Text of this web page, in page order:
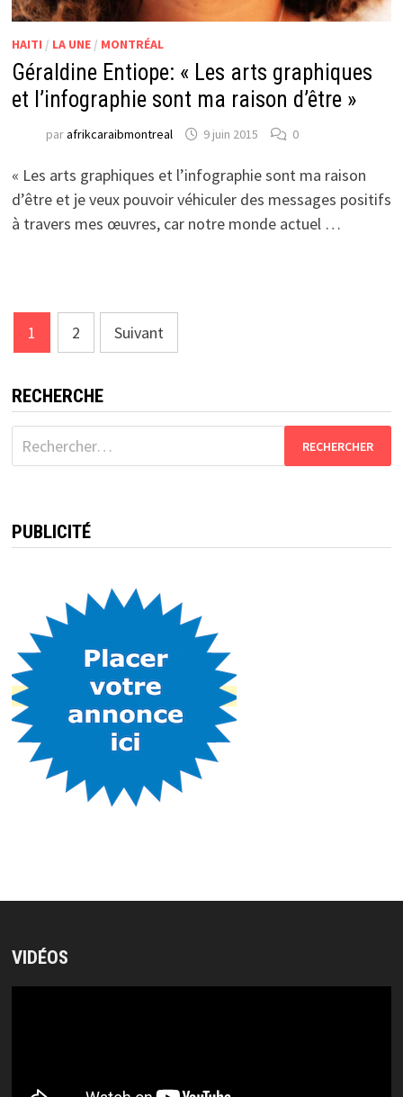
HAITI / LA UNE/ MONTRÉAL
Géraldine Entiope: « Les arts graphiques
et l’infographie sont ma raison d’être »
parafrikcaraibmontreal 9 juin 2015 0
« Les arts graphiques et l’infographie sont ma raison
d’être et je veux pouvoir véhiculer des messages positifs
à travers mes œuvres, car notre monde actuel …
Pagination
des
publications
1 2 Suivant
RECHERCHE
Rechercher :
PUBLICITÉ
VIDÉOS